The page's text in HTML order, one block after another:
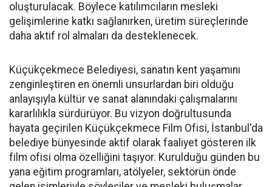
oluşturulacak. Böylece katılımcıların mesleki
gelişimlerine katkı sağlanırken, üretim süreçlerinde
daha aktif rol almaları da desteklenecek.
Küçükçekmece Belediyesi, sanatın kent yaşamını
zenginleştiren en önemli unsurlardan biri olduğu
anlayışıyla kültür ve sanat alanındaki çalışmalarını
kararlılıkla sürdürüyor. Bu vizyon doğrultusunda
hayata geçirilen Küçükçekmece Film Ofisi, İstanbul'da
belediye bünyesinde aktif olarak faaliyet gösteren ilk
film ofisi olma özelliğini taşıyor. Kurulduğu günden bu
yana eğitim programları, atölyeler, sektörün önde